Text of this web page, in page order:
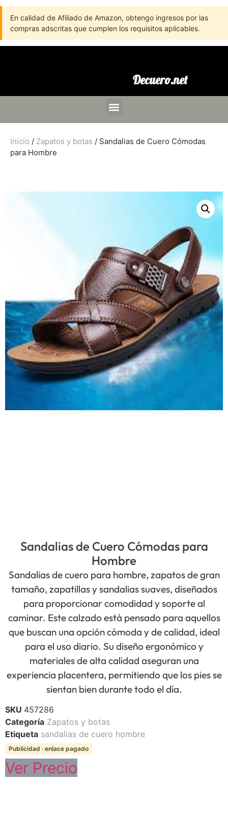
En calidad de Afiliado de Amazon, obtengo ingresos por las
compras adscritas que cumplen los requisitos aplicables.
Decuero.net
Inicio / Zapatos y botas / Sandalias de Cuero Cómodas
para Hombre
Sandalias de Cuero Cómodas para
Hombre
Sandalias de cuero para hombre, zapatos de gran
tamaño, zapatillas y sandalias suaves, diseñados
para proporcionar comodidad y soporte al
caminar. Este calzado está pensado para aquellos
que buscan una opción cómoda y de calidad, ideal
para el uso diario. Su diseño ergonómico y
materiales de alta calidad aseguran una
experiencia placentera, permitiendo que los pies se
sientan bien durante todo el día.
SKU 457286
Categoría Zapatos y botas
Etiqueta sandalias de cuero hombre
Publicidad · enlace pagado
Ver Precio